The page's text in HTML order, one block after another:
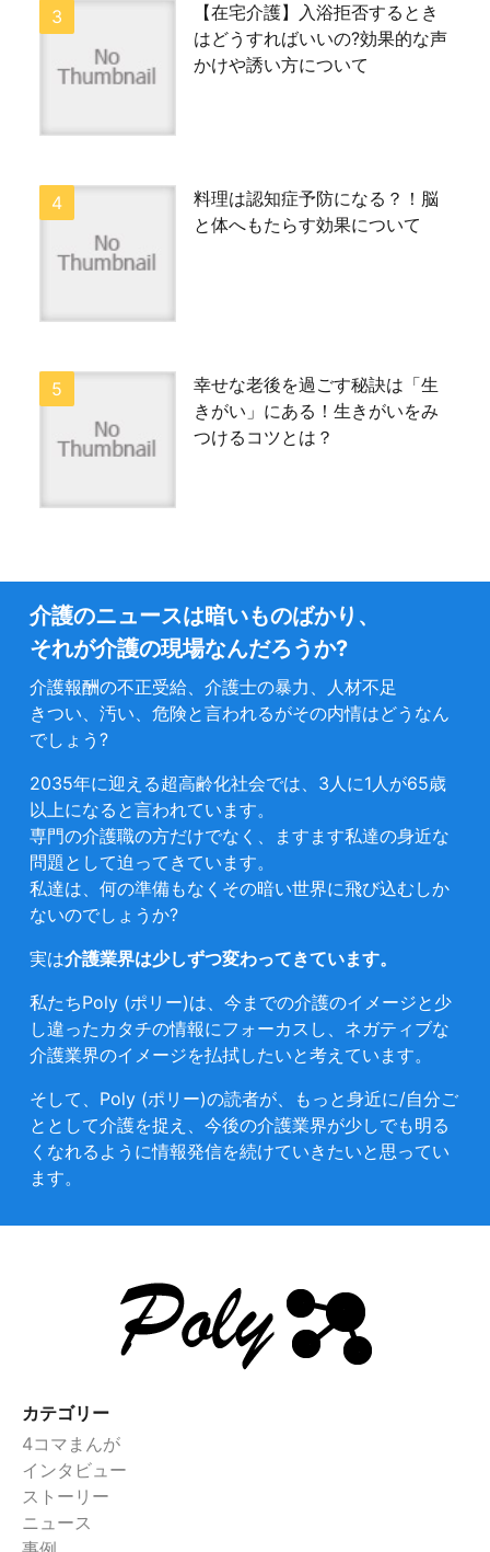
【在宅介護】入浴拒否するとき
はどうすればいいの?効果的な声
かけや誘い方について
料理は認知症予防になる？！脳
と体へもたらす効果について
幸せな老後を過ごす秘訣は「生
きがい」にある！生きがいをみ
つけるコツとは？
介護のニュースは暗いものばかり、
それが介護の現場なんだろうか?
介護報酬の不正受給、介護士の暴力、人材不足
きつい、汚い、危険と言われるがその内情はどうなん
でしょう?
2035年に迎える超高齢化社会では、3人に1人が65歳
以上になると言われています。
専門の介護職の方だけでなく、ますます私達の身近な
問題として迫ってきています。
私達は、何の準備もなくその暗い世界に飛び込むしか
ないのでしょうか?
実は介護業界は少しずつ変わってきています。
私たちPoly (ポリー)は、今までの介護のイメージと少
し違ったカタチの情報にフォーカスし、ネガティブな
介護業界のイメージを払拭したいと考えています。
そして、Poly (ポリー)の読者が、もっと身近に/自分ご
ととして介護を捉え、今後の介護業界が少しでも明る
くなれるように情報発信を続けていきたいと思ってい
ます。
カテゴリー
4コマまんが
インタビュー
ストーリー
ニュース